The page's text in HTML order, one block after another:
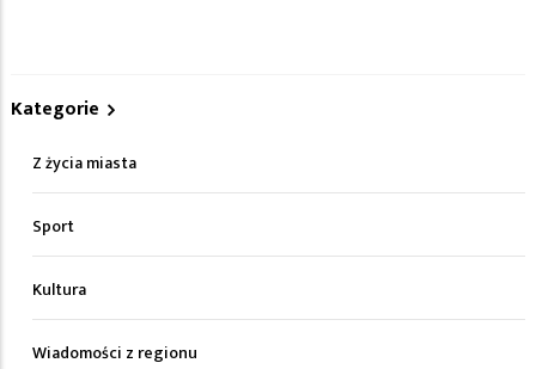
Kategorie
Z życia miasta
Sport
Kultura
Wiadomości z regionu